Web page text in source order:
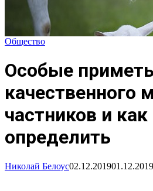
Общество
Особые
качественного
частников и
определить
Николай Белоус02.12.201901.12.2019